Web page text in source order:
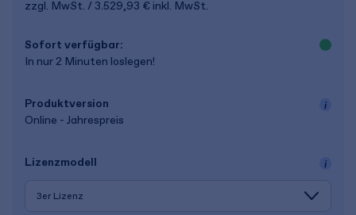
zzgl. MwSt. 3.529,93 € inkl. MwSt.
Sofort verfügbar:
In nur 2 Minuten loslegen!
Produkt­version
Online - Jahrespreis
Lizenz­modell